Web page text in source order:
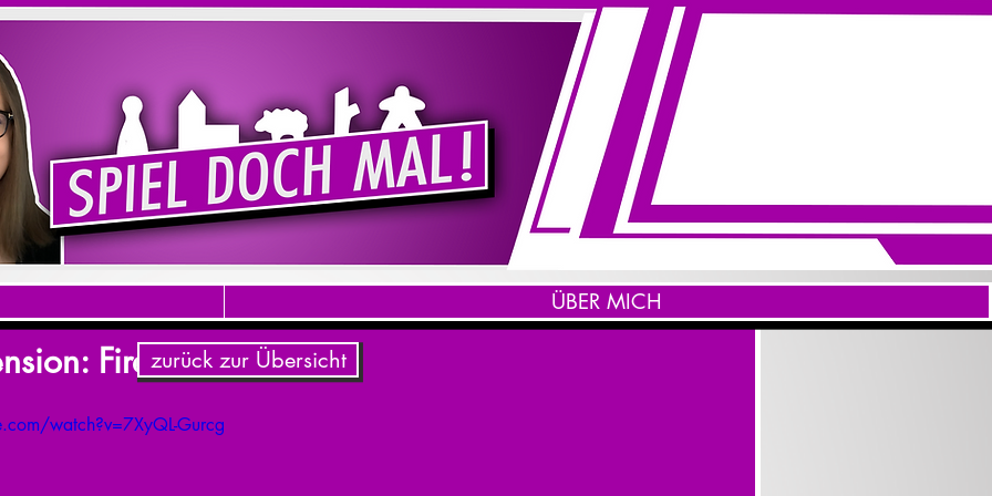
Fireteam Zero
watch?v=7XyQL-Gurcg
zurück zur Übersicht
ÜBER MICH